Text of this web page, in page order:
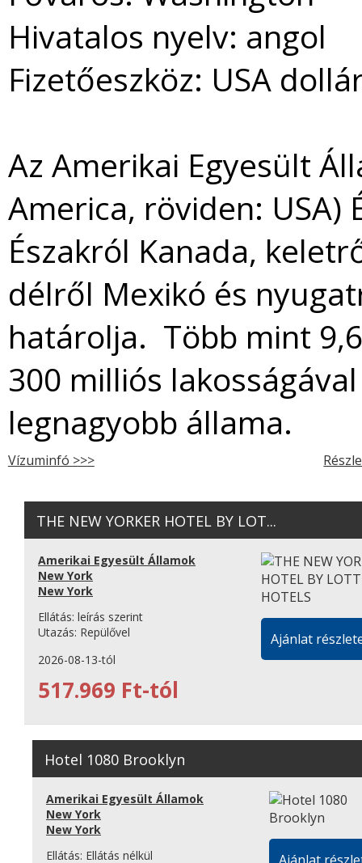
Hivatalos nyelv: angol
Fizetőeszköz: USA
Az Amerikai Egyesült
America, röviden: USA)
Északról Kanada,
délről Mexikó és
határolja. Több mint
300 milliós
legnagyobb állama.
Vízuminfó >>>
THE NEW YORKER HOTEL BY LOT...
Amerikai Egyesült Államok
New York
New York
Ellátás: leírás szerint
Utazás: Repülővel
2026-08-13-tól
517.969 Ft-tól
Ajánlat
Hotel 1080 Brooklyn
Amerikai Egyesült Államok
New York
New York
Ellátás: Ellátás nélkül